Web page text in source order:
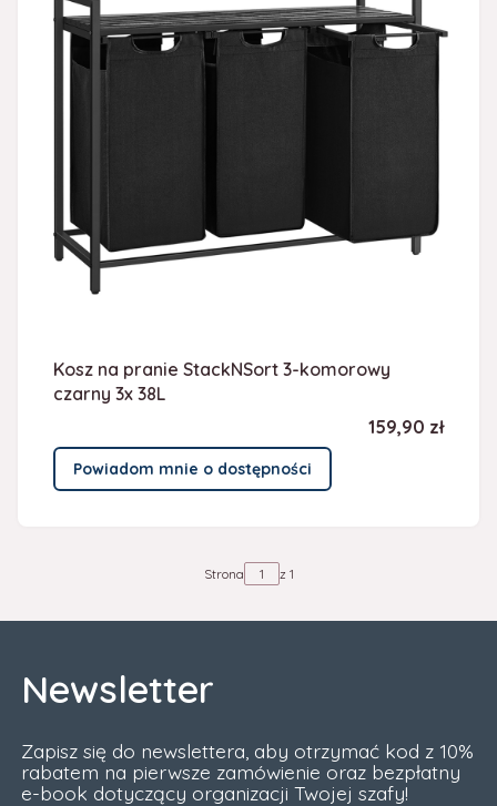
Kosz na pranie StackNSort 3-komorowy
czarny 3x 38L
Cena
159,90 zł
Powiadom mnie o dostępności
Strona z 1
Newsletter
Zapisz się do newslettera, aby otrzymać kod z 10%
rabatem na pierwsze zamówienie oraz bezpłatny
e-book dotyczący organizacji Twojej szafy!